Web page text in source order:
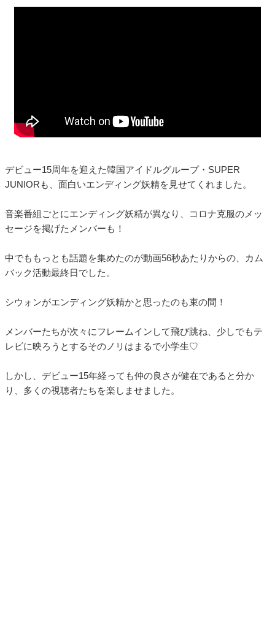
デビュー15周年を迎えた韓国アイドルグループ・SUPER
JUNIORも、面白いエンディング妖精を見せてくれました。
音楽番組ごとにエンディング妖精が異なり、コロナ克服のメッ
セージを掲げたメンバーも！
中でももっとも話題を集めたのが動画56秒あたりからの、カム
バック活動最終日でした。
シウォンがエンディング妖精かと思ったのも束の間！
メンバーたちが次々にフレームインして飛び跳ね、少しでもテ
レビに映ろうとするそのノリはまるで小学生♡
しかし、デビュー15年経っても仲の良さが健在であると分か
り、多くの視聴者たちを楽しませました。